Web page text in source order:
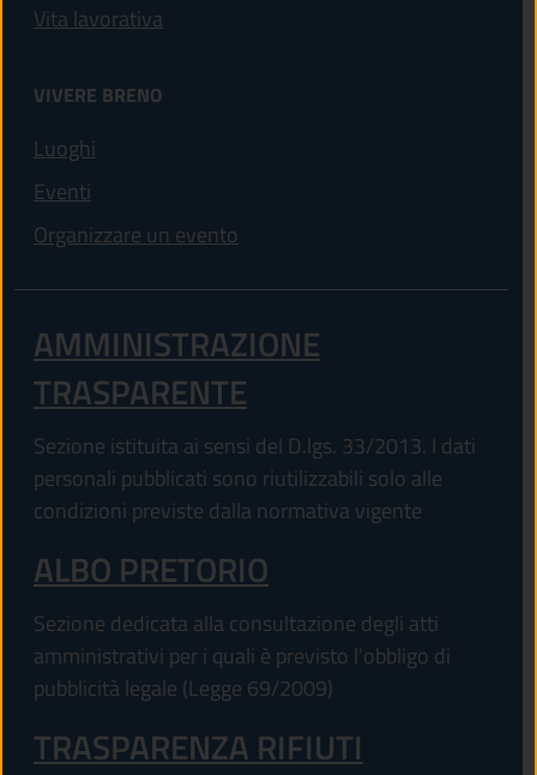
Vita lavorativa
VIVERE BRENO
Luoghi
Eventi
Organizzare un evento
AMMINISTRAZIONE
TRASPARENTE
Sezione istituita ai sensi del D.lgs. 33/2013. I dati
personali pubblicati sono riutilizzabili solo alle
condizioni previste dalla normativa vigente
ALBO PRETORIO
Sezione dedicata alla consultazione degli atti
amministrativi per i quali è previsto l'obbligo di
pubblicità legale (Legge 69/2009)
TRASPARENZA RIFIUTI